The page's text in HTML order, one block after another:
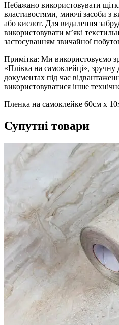
Небажано використовувати
властивостями, миючі засоби з
або кислот. Для видалення
використовувати м’які
застосуванням звичайної
Примітка: Ми використовуємо
«Плівка на самоклейці»,
документах під час
використовуватися інше
Пленка на самоклейке 60см х
Супутні товари